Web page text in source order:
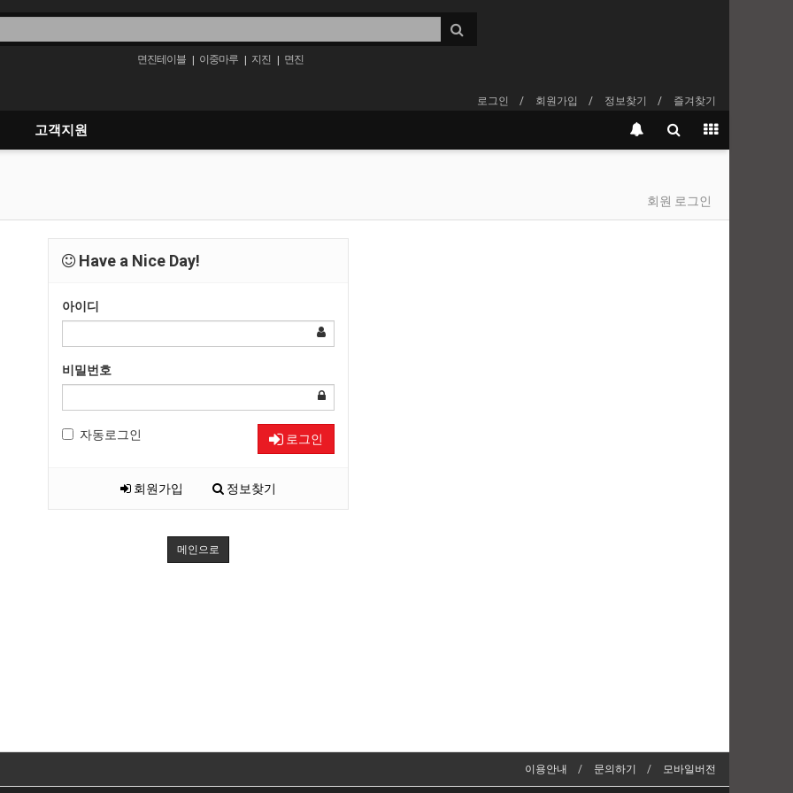
면진테이블 | 이중마루 | 지진 | 면진
로그인 회원가입 정보찾기 즐겨찾기
고객지원
회원 로그인
Have a Nice Day!
아이디
비밀번호
자동로그인 로그인
회원가입 정보찾기
메인으로
이용안내 문의하기 모바일버전